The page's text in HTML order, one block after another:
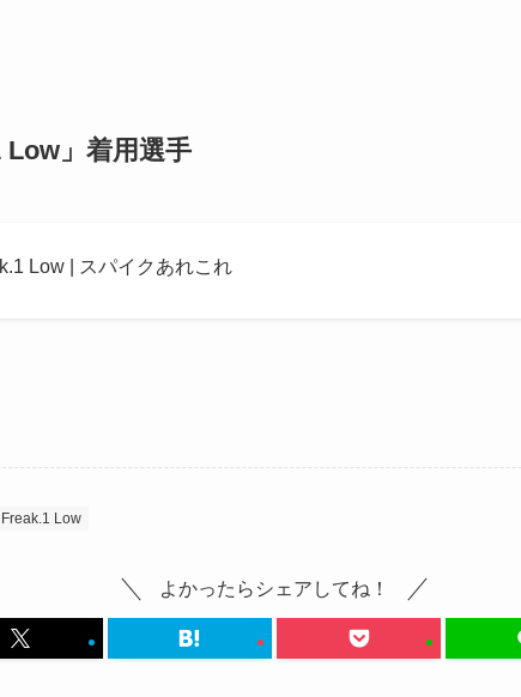
Low」着用選手
Low | スパイクあれこれ
Low
よかったらシェアしてね！